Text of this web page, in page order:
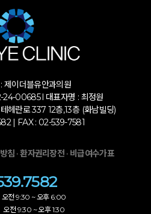
제이더블유안과의원
24-00685 l 대표자명 : 최정원
헤란로 337 12층,13층 (화남빌딩)
| FAX : 02-539-7581
침 ·환자권리장전 · 비급여수가표
전 9:30 ~ 오후 6:00
전 9:30 ~ 오후 1:30